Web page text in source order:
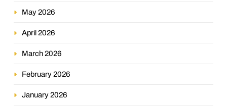
May 2026
April 2026
March 2026
February 2026
January 2026